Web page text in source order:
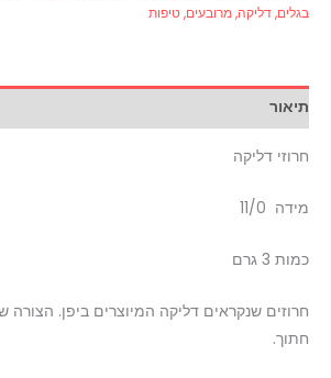
בגלים, דליקה, מרובעים, טיפות
תיאור
חרוזי דליקה
מידה 11/0
כמות 3 גרם
חרוזים שנקראים דליקה המיוצרים ביפן. הצורה
חתוך.